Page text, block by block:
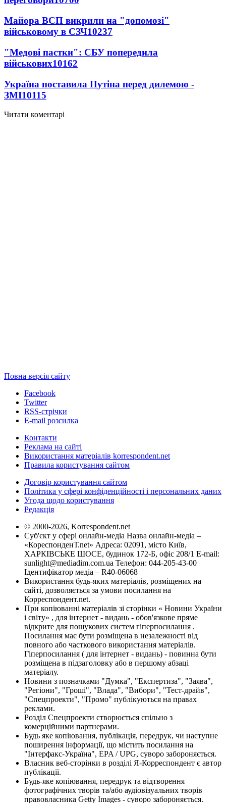
Майора ВСП викрили на "допомозі"
військовому в СЗЧ10237
"Медові пастки": СБУ попередила
військових10162
Україна поставила Путіна перед дилемою -
ЗМІ10115
Читати коментарі
Повна версія сайту
Facebook
Twitter
RSS-стрічки
E-mail розсилка
Контакти
Реклама на сайті
Використання матеріалів korrespondent.net
Правила користування сайтом
Договір користування сайтом
Політика у сфері конфіденційності і персональних даних
Угода щодо користування
Редакція
© 2000-2026, Korrespondent.net
Суб'єкт у сфері онлайн-медіа Назва онлайн-медіа –
«КореспонденТ.net» Адреса: 02091, місто Київ,
ХАРКІВСЬКЕ ШОСЕ, будинок 172-Б, офіс 208/1 E-mail:
sunlight@mediadim.com.ua Телефон: 044-205-43-00
Ідентифікатор медіа – R40-06068
Використання будь-яких матеріалів, розміщених на
сайті, дозволяється за умови посилання на
Корреспондент.net.
При копіюванні матеріалів зі сторінки « Новини України
і світу» , для інтернет - видань - обов'язкове пряме
відкрите для пошукових систем гіперпосилання .
Посилання має бути розміщена в незалежності від
повного або часткового використання матеріалів.
Гіперпосилання ( для інтернет - видань) - повинна бути
розміщена в підзаголовку або в першому абзаці
матеріалу.
Новини з позначками "Думка", "Експертиза", "Заява",
"Регіони", "Гроші", "Влада", "Вибори", "Тест-драйв",
"Спецпроекти", "Промо" публікуються на правах
реклами.
Розділ Спецпроекти створюється спільно з
комерційними партнерами.
Будь яке копіювання, публікація, передрук, чи наступне
поширення інформації, що містить посилання на
"Інтерфакс-Україна", EPA / UPG, суворо забороняється.
Власник веб-сторінки в розділі Я-Корреспондент є автор
публікації.
Будь-яке копіювання, передрук та відтворення
фотографічних творів та/або аудіовізуальних творів
правовласника Getty Images - суворо забороняється.